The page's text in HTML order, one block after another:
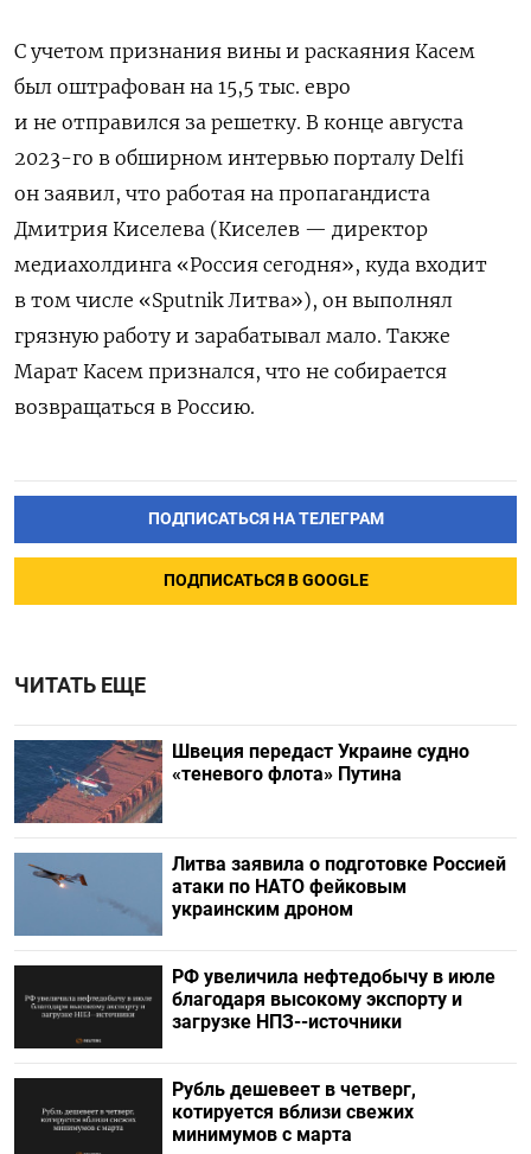
С учетом признания вины и раскаяния Касем
был оштрафован на 15,5 тыс. евро
и не отправился за решетку. В конце августа
2023-го в обширном интервью порталу Delfi
он заявил, что работая на пропагандиста
Дмитрия Киселева (Киселев — директор
медиахолдинга «Россия сегодня», куда входит
в том числе «Sputnik Литва»), он выполнял
грязную работу и зарабатывал мало. Также
Марат Касем признался, что не собирается
возвращаться в Россию.
ПОДПИСАТЬСЯ НА ТЕЛЕГРАМ
ПОДПИСАТЬСЯ В GOOGLE
ЧИТАТЬ ЕЩЕ
Швеция передаст Украине судно
«теневого флота» Путина
Литва заявила о подготовке Россией
атаки по НАТО фейковым
украинским дроном
РФ увеличила нефтедобычу в июле
благодаря высокому экспорту и
загрузке НПЗ--источники
Рубль дешевеет в четверг,
котируется вблизи свежих
минимумов с марта